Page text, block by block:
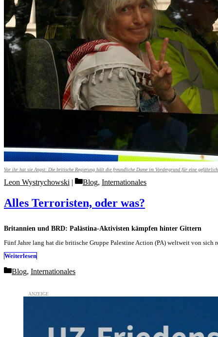
Vor ihr hat sie Angst: Die britische Regierung hält die freundliche Dame im Vordergrund für eine
Britannien und BRD: Palästina-Aktivisten kämpfen hinter Gittern
Alles Terroristen, oder was?
Leon Wystrychowski Categories
Blog, Internationales
Fünf Jahre lang hat die britische Gruppe Palestine Action (PA) weltweit von
Weiterlesen
Categories
Blog, Internationales